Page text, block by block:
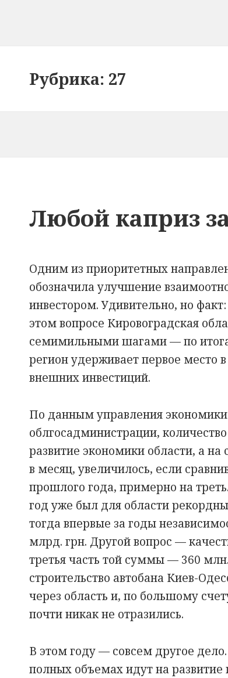
Рубрика: 27
Любой каприз
Одним из приоритетных
обозначила улучшение
инвестором. Удивительно, но
этом вопросе Кировоградская
семимильными шагами — по
регион удерживает первое место
внешних инвестиций.
По данным управления
облгосадминистрации,
развитие экономики области, а на
в месяц, увеличилось, если
прошлого года, примерно на
год уже был для области
тогда впервые за годы
млрд. грн. Другой вопрос —
третья часть той суммы — 360
строительство автобана Киев-
через область и, по большому
почти никак не отразились.
В этом году — совсем другое
полных объемах идут на